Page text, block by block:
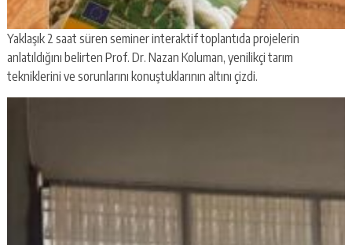
Yaklaşık 2 saat süren seminer interaktif toplantıda projelerin
anlatıldığını belirten Prof. Dr. Nazan Koluman, yenilikçi tarım
tekniklerini ve sorunlarını konuştuklarının altını çizdi.